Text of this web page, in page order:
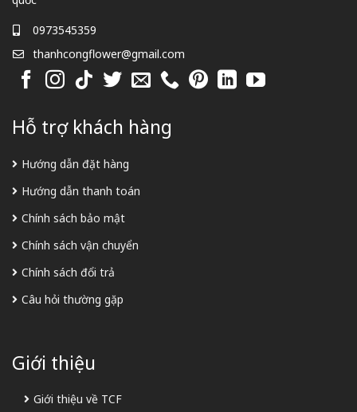
0973545359
thanhcongflower@gmail.com
Hỗ trợ khách hàng
Hướng dẫn đặt hàng
Hướng dẫn thanh toán
Chính sách bảo mật
Chính sách vận chuyển
Chính sách đổi trả
Câu hỏi thường gặp
Giới thiệu
Giới thiệu về TCF